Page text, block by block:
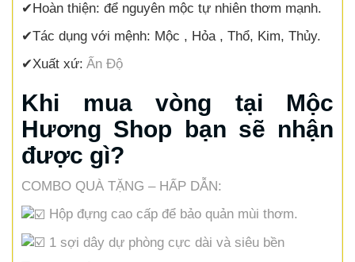
✔Hoàn thiện: để nguyên mộc tự nhiên thơm mạnh.
✔Tác dụng với mệnh: Mộc , Hỏa , Thổ, Kim, Thủy.
✔Xuất xứ: Ấn Độ
Khi mua vòng tại Mộc
Hương Shop bạn sẽ nhận
được gì?
COMBO QUÀ TẶNG – HẤP DẪN:
Hộp đựng cao cấp để bảo quản mùi thơm.
1 sợi dây dự phòng cực dài và siêu bền